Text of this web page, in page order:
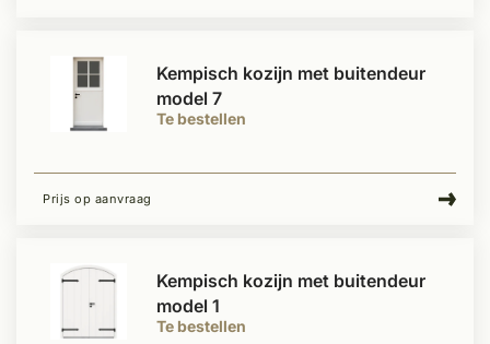
Te bestellen
Kempisch kozijn met buitendeur
model 7
Prijs op aanvraag
Te bestellen
Kempisch kozijn met buitendeur
model 1